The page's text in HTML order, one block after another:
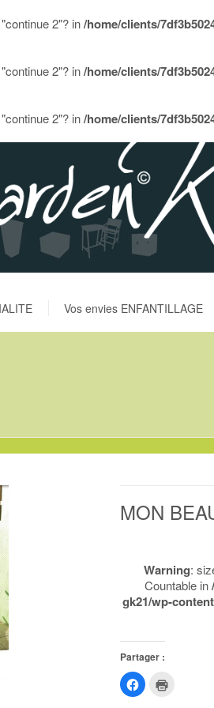
2"? in/home/clients/
2"? in/home/clients/
2"? in/home/clients/
Vos envies ENFANTILLAGE
MON
Warning:
Countable in
gk21/wp-
Partager :
Cliquez
pour